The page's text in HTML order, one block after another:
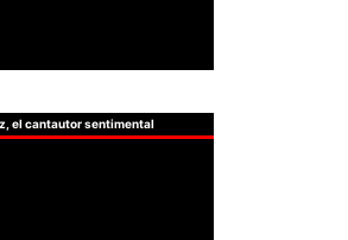
el cantautor sentimental